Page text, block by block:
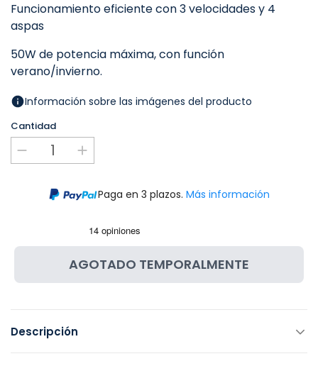
Funcionamiento eficiente con 3 velocidades y 4
aspas
50W de potencia máxima, con función
verano/invierno.
Información sobre las imágenes del producto
Cantidad
Paga en 3 plazos. Más información
AGOTADO TEMPORALMENTE
Descripción